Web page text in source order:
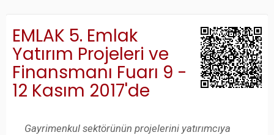
EMLAK 5. Emlak
Yatırım Projeleri ve
Finansmanı Fuarı 9 -
12 Kasım 2017'de
Gayrimenkul sektörünün projelerini yatırımcıya